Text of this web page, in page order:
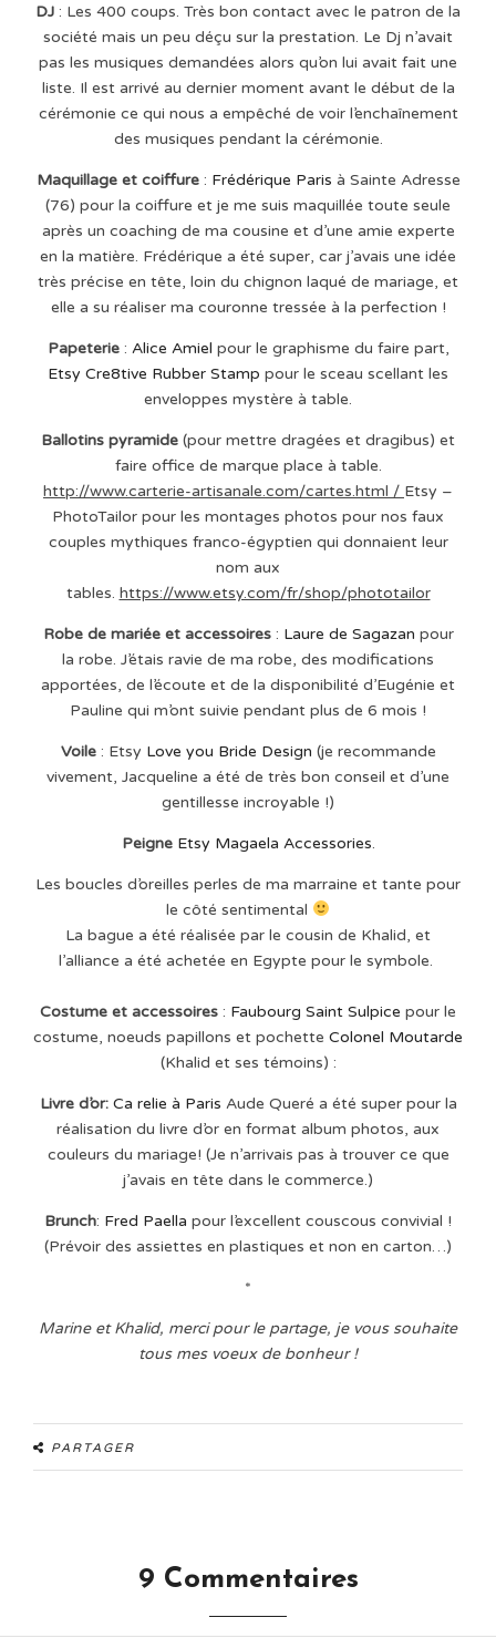
DJ : Les 400 coups. Très bon contact avec le patron de la
société mais un peu déçu sur la prestation. Le Dj n’avait
pas les musiques demandées alors qu’on lui avait fait une
liste. Il est arrivé au dernier moment avant le début de la
cérémonie ce qui nous a empêché de voir l’enchaînement
des musiques pendant la cérémonie.
Maquillage et coiffure: Frédérique Paris à Sainte Adresse
(76) pour la coiffure et je me suis maquillée toute seule
après un coaching de ma cousine et d’une amie experte
en la matière. Frédérique a été super, car j’avais une idée
très précise en tête, loin du chignon laqué de mariage, et
elle a su réaliser ma couronne tressée à la perfection !
Papeterie: Alice Amiel pour le graphisme du faire part,
Etsy Cre8tive Rubber Stamp pour le sceau scellant les
enveloppes mystère à table.
Ballotins pyramide (pour mettre dragées et dragibus) et
faire office de marque place à table.
http://www.carterie-artisanale.com/cartes.html / Etsy –
PhotoTailor pour les montages photos pour nos faux
couples mythiques franco-égyptien qui donnaient leur
nom aux
tables. https://www.etsy.com/fr/shop/phototailor
Robe de mariée et accessoires: Laure de Sagazan pour
la robe. J’étais ravie de ma robe, des modifications
apportées, de l’écoute et de la disponibilité d’Eugénie et
Pauline qui m’ont suivie pendant plus de 6 mois !
Voile: Etsy Love you Bride Design (je recommande
vivement, Jacqueline a été de très bon conseil et d’une
gentillesse incroyable !)
Peigne Etsy Magaela Accessories.
Les boucles d’oreilles perles de ma marraine et tante pour
le côté sentimental
La bague a été réalisée par le cousin de Khalid, et
l’alliance a été achetée en Egypte pour le symbole.
Costume et accessoires : Faubourg Saint Sulpice pour le
costume, noeuds papillons et pochette Colonel Moutarde
(Khalid et ses témoins) :
Livre d’or: Ca relie à Paris Aude Queré a été super pour la
réalisation du livre d’or en format album photos, aux
couleurs du mariage! (Je n’arrivais pas à trouver ce que
j’avais en tête dans le commerce.)
Brunch: Fred Paella pour l’excellent couscous convivial !
(Prévoir des assiettes en plastiques et non en carton…)
*
Marine et Khalid, merci pour le partage, je vous souhaite
tous mes voeux de bonheur !
PARTAGER
9 Commentaires